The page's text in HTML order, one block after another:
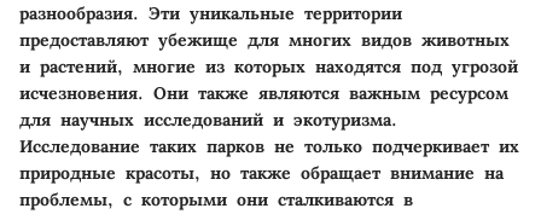
разнообразия. Эти уникальные территории
предоставляют убежище для многих видов животных
и растений, многие из которых находятся под угрозой
исчезновения. Они также являются важным ресурсом
для научных исследований и экотуризма.
Исследование таких парков не только подчеркивает их
природные красоты, но также обращает внимание на
проблемы, с которыми они сталкиваются в